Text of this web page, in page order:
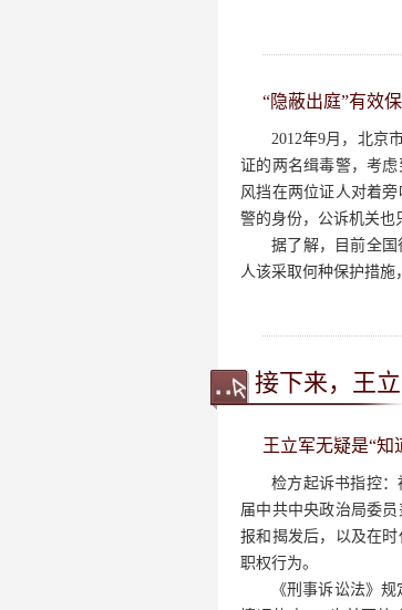
“隐蔽出庭”有效
2012年9月，北京
证的两名缉毒警，考
风挡在两位证人对着
警的身份，公诉机关也
据了解，目前全
人该采取何种保护措
接下来，王
王立军无疑是“知
检方起诉书指控
届中共中央政治局委
报和揭发后，以及在
职权行为。
《刑事诉讼法》